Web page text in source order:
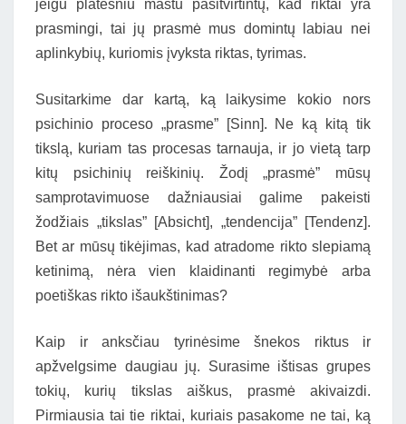
jeigu platesniu mastu pasitvirtintų, kad riktai yra
prasmingi, tai jų prasmė mus domintų labiau nei
aplinkybių, kuriomis įvyksta riktas, tyrimas.
Susitarkime dar kartą, ką laikysime kokio nors
psichinio proceso „prasme” [Sinn]. Ne ką kitą tik
tikslą, kuriam tas procesas tarnauja, ir jo vietą tarp
kitų psichinių reiškinių. Žodį „prasmė” mūsų
samprotavimuose dažniausiai galime pakeisti
žodžiais „tikslas” [Absicht], „tendencija” [Tendenz].
Bet ar mūsų tikėjimas, kad atradome rikto slepiamą
ketinimą, nėra vien klaidinanti regimybė arba
poetiškas rikto išaukštinimas?
Kaip ir anksčiau tyrinėsime šnekos riktus ir
apžvelgsime daugiau jų. Surasime ištisas grupes
tokių, kurių tikslas aiškus, prasmė akivaizdi.
Pirmiausia tai tie riktai, kuriais pasakome ne tai, ką